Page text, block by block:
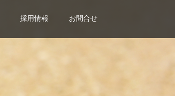
採用情報 お問合せ